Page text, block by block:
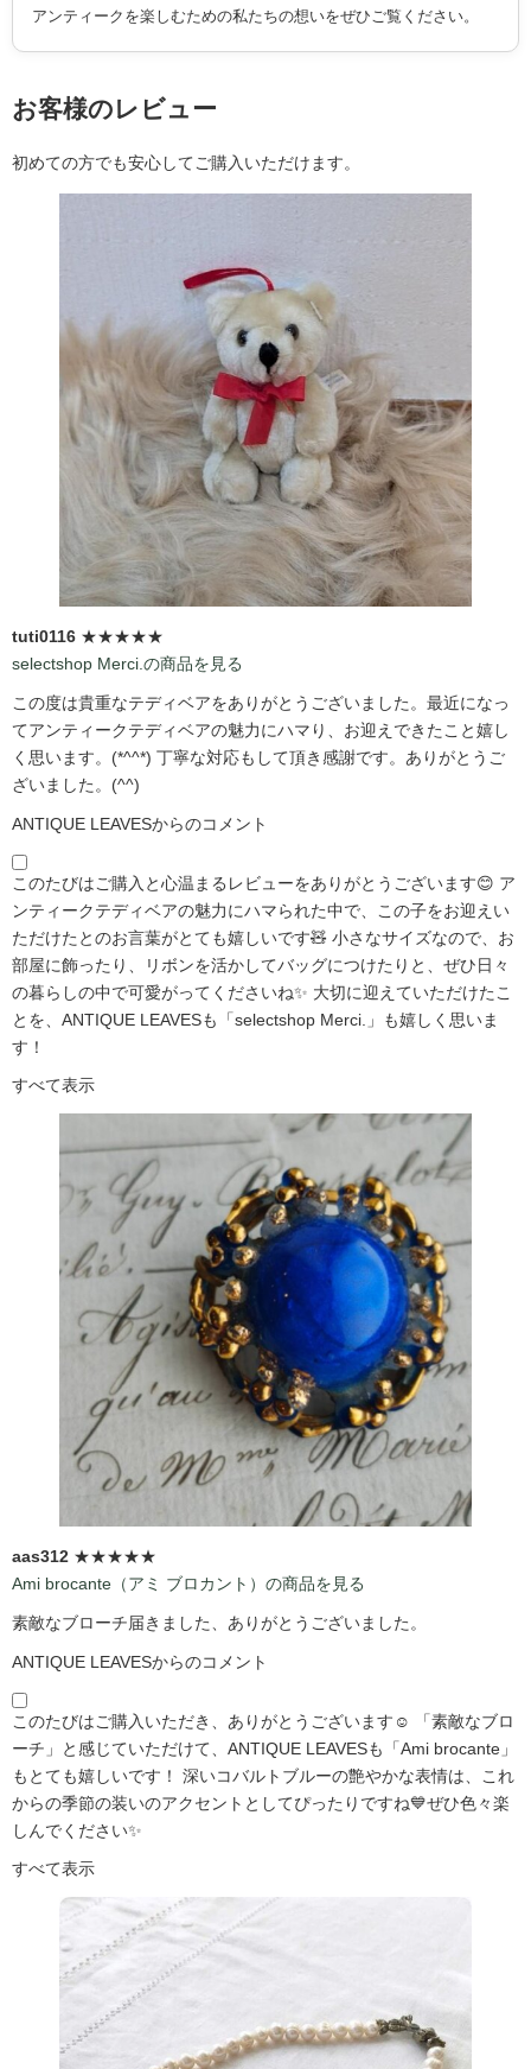
アンティークを楽しむための私たちの想いをぜひご覧ください。
お客様のレビュー
初めての方でも安心してご購入いただけます。
tuti0116 ★★★★★
selectshop Merci.の商品を見る
この度は貴重なテディベアをありがとうございました。最近になっ
てアンティークテディベアの魅力にハマり、お迎えできたこと嬉し
く思います。(*^^*) 丁寧な対応もして頂き感謝です。ありがとうご
ざいました。(^^)
ANTIQUE LEAVESからのコメント
このたびはご購入と心温まるレビューをありがとうございます😊 ア
ンティークテディベアの魅力にハマられた中で、この子をお迎えい
ただけたとのお言葉がとても嬉しいです🧸 小さなサイズなので、お
部屋に飾ったり、リボンを活かしてバッグにつけたりと、ぜひ日々
の暮らしの中で可愛がってくださいね✨ 大切に迎えていただけたこ
とを、ANTIQUE LEAVESも「selectshop Merci.」も嬉しく思いま
す！
すべて表示
aas312 ★★★★★
Ami brocante（アミ ブロカント）の商品を見る
素敵なブローチ届きました、ありがとうございました。
ANTIQUE LEAVESからのコメント
このたびはご購入いただき、ありがとうございます☺️ 「素敵なブロ
ーチ」と感じていただけて、ANTIQUE LEAVESも「Ami brocante」
もとても嬉しいです！ 深いコバルトブルーの艶やかな表情は、これ
からの季節の装いのアクセントとしてぴったりですね💙ぜひ色々楽
しんでください✨
すべて表示